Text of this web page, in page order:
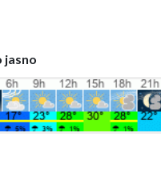
jasno